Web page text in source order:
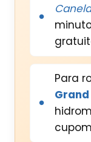
Canela
Para
cupom